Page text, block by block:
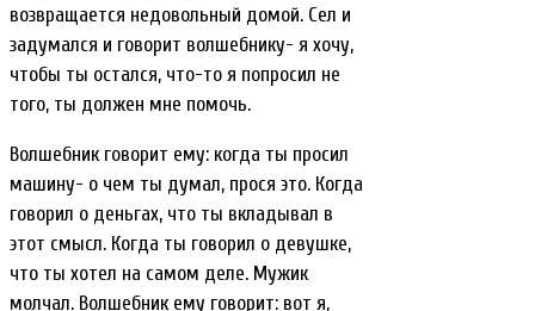
возвращается недовольный домой. Сел и
задумался и говорит волшебнику- я хочу,
чтобы ты остался, что-то я попросил не
того, ты должен мне помочь.
Волшебник говорит ему: когда ты просил
машину- о чем ты думал, прося это. Когда
говорил о деньгах, что ты вкладывал в
этот смысл. Когда ты говорил о девушке,
что ты хотел на самом деле. Мужик
молчал. Волшебник ему говорит: вот я,